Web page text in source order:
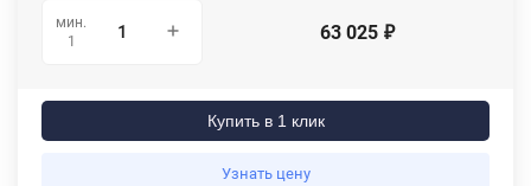
мин.
1
63 025 ₽
Купить в 1 клик
Узнать цену